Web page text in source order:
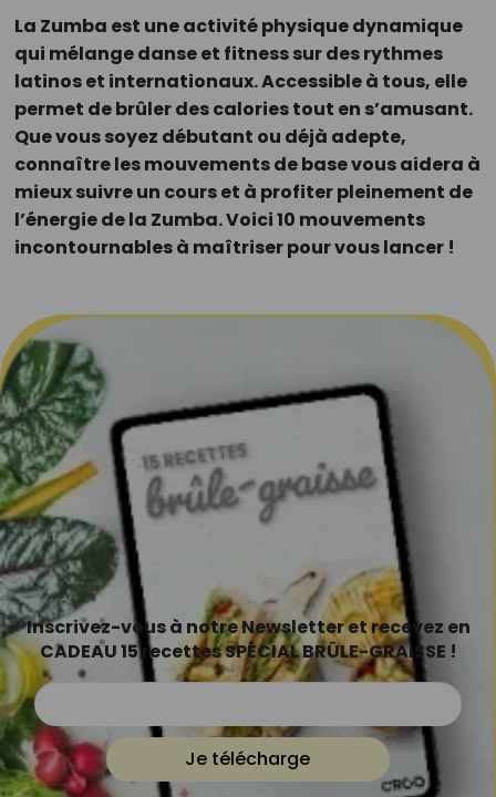
La Zumba est une activité physique dynamique
qui mélange danse et fitness sur des rythmes
latinos et internationaux. Accessible à tous, elle
permet de brûler des calories tout en s’amusant.
Que vous soyez débutant ou déjà adepte,
connaître les mouvements de base vous aidera à
mieux suivre un cours et à profiter pleinement de
l’énergie de la Zumba. Voici 10 mouvements
incontournables à maîtriser pour vous lancer !
Inscrivez-vous à notre Newsletter et recevez en
CADEAU 15 recettes SPÉCIAL BRÛLE-GRAISSE !
Je télécharge